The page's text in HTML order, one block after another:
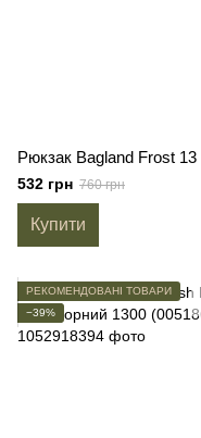
532 грн 760 грн
Купити
РЕКОМЕНДОВАНІ ТОВАРИ
−39%